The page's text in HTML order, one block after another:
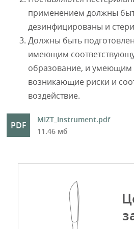
применением должны
дезинфицированы и
Должны быть
имеющим
образование, и умеющим
возникающие риски и
воздействие.
MIZT_Instrument.pdf
11.46 мб